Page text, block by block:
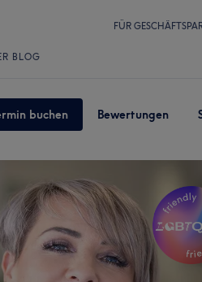
FÜR
BLOG
buchen Bewertungen